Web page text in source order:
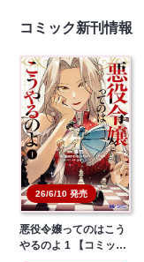
コミック新刊情報
26/6/10 発売
悪役令嬢ってのはこう
やるのよ 1 【コミッ…